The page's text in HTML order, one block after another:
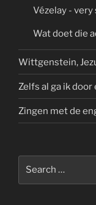
Vézelay -
Wat doet die
Wittgenstein,
Zelfs al ga ik
Zingen met de